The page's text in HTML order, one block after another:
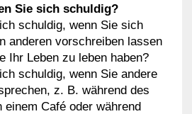
Sie sich schuldig?
schuldig, wenn Sie sich
anderen vorschreiben lassen
Ihr Leben zu leben haben?
schuldig, wenn Sie andere
z. B. während des
einem Café oder während